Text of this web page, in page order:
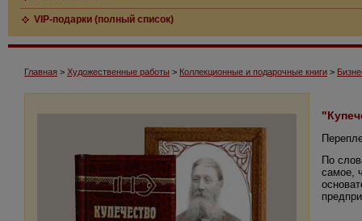
VIP-подарки (полный список)
Главная > Художественные работы > Коллекционные и подарочные книги >
По
самое,